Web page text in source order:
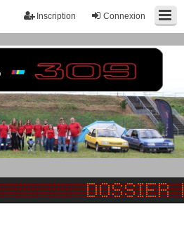
Connexion
Inscription